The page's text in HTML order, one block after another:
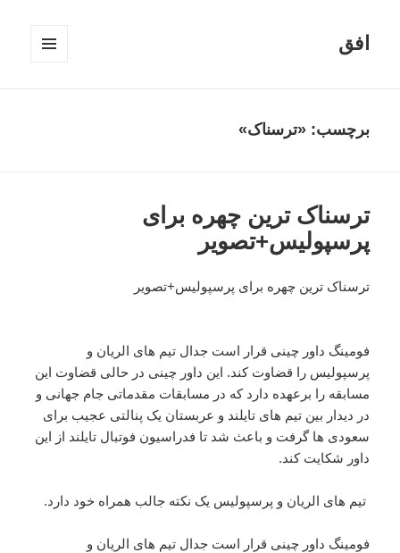
افق
برچسب:«ترسناک»
ترسناک ترین چهره برای
پرسپولیس+تصویر
ترسناک ترین چهره برای پرسپولیس+تصویر
فومینگ داور چینی قرار است جدال تیم های الریان و
پرسپولیس را قضاوت کند. این داور چینی در حالی قضاوت این
مسابقه را برعهده دارد که در مسابقات مقدماتی جام جهانی و
در دیدار بین تیم های تایلند و عربستان یک پنالتی عجیب برای
سعودی ها گرفت و باعث شد تا فدراسیون فوتبال تایلند از این
داور شکایت کند.
تیم های الریان و پرسپولیس یک نکته جالب همراه خود دارد.
فومینگ داور چینی قرار است جدال تیم های الریان و